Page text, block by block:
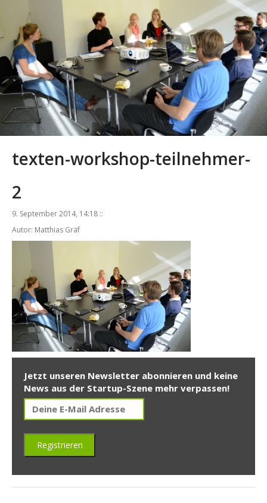
texten-workshop-teilnehmer-
2
9. September 2014, 14:18 ::
Autor: Matthias Gräf
Jetzt unseren Newsletter abonnieren und keine
News aus der Startup-Szene mehr verpassen!